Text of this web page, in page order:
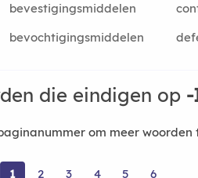
bevestigingsmiddelen
bevochtigingsmiddelen
die eindigen op
om meer woorden
1 2 3 4 5 6